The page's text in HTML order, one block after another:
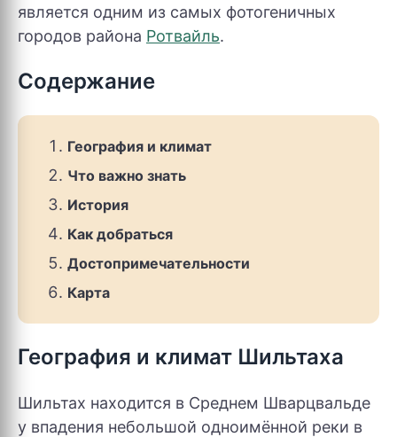
является одним из самых фотогеничных
городов района Ротвайль.
Содержание
География и климат
Что важно знать
История
Как добраться
Достопримечательности
Карта
География и климат Шильтаха
Шильтах находится в Среднем Шварцвальде
у впадения небольшой одноимённой реки в